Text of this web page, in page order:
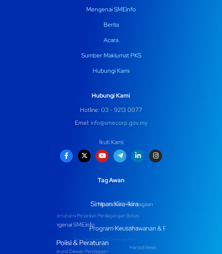
Mengenai SMEinfo
Berita
Acara
Sumber Maklumat PKS
Hubungi Kami
Hubungi Kami
Hotline: 03 - 9213 0077
Emel: info@smecorp.gov.my
Ikuti Kami
Tag Awan